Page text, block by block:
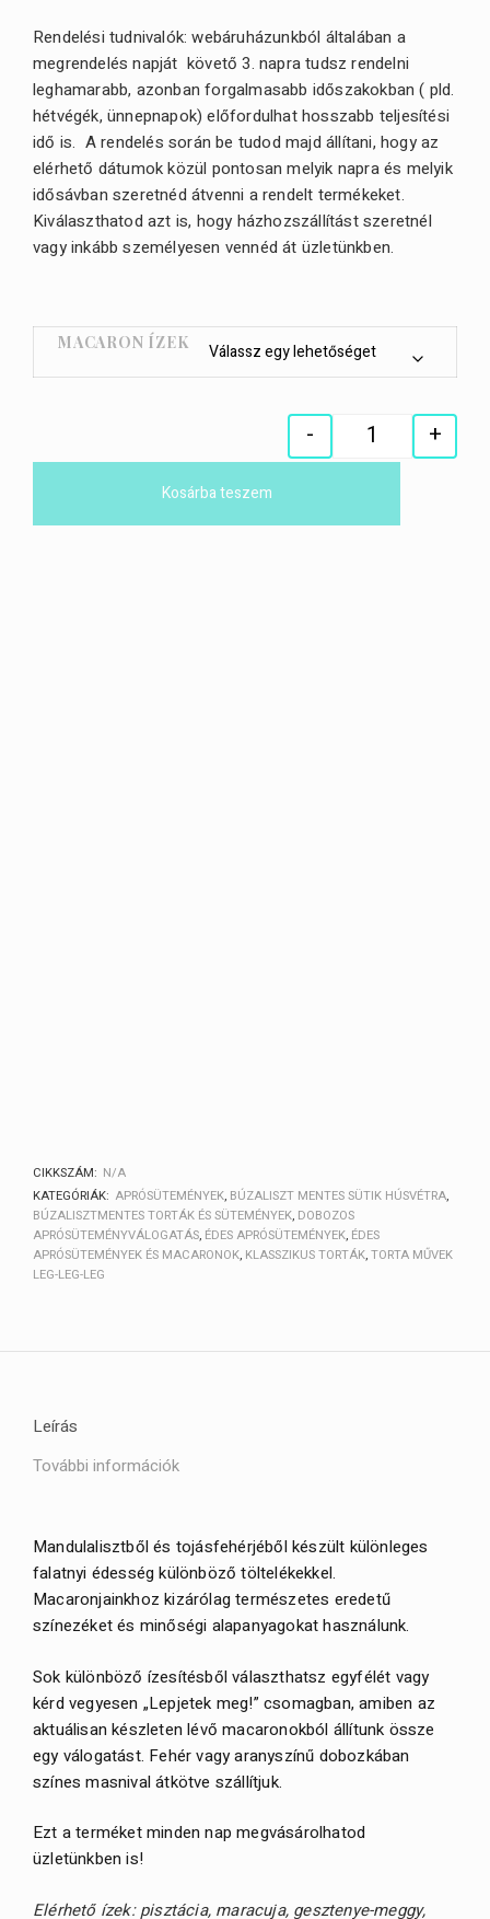
Rendelési tudnivalók: webáruházunkból általában a
megrendelés napját követő 3. napra tudsz rendelni
leghamarabb, azonban forgalmasabb időszakokban ( pld.
hétvégék, ünnepnapok) előfordulhat hosszabb teljesítési
idő is. A rendelés során be tudod majd állítani, hogy az
elérhető dátumok közül pontosan melyik napra és melyik
idősávban szeretnéd átvenni a rendelt termékeket.
Kiválaszthatod azt is, hogy házhozszállítást szeretnél
vagy inkább személyesen vennéd át üzletünkben.
MACARON ÍZEK
Quantity
- +
Kosárba teszem
CIKKSZÁM: N/A
KATEGÓRIÁK: APRÓSÜTEMÉNYEK, BÚZALISZT MENTES SÜTIK HÚSVÉTRA,
BÚZALISZTMENTES TORTÁK ÉS SÜTEMÉNYEK, DOBOZOS
APRÓSÜTEMÉNYVÁLOGATÁS, ÉDES APRÓSÜTEMÉNYEK, ÉDES
APRÓSÜTEMÉNYEK ÉS MACARONOK, KLASSZIKUS TORTÁK,TORTA MŰVEK
LEG-LEG-LEG
Leírás
További információk
Mandulalisztből és tojásfehérjéből készült különleges
falatnyi édesség különböző töltelékekkel.
Macaronjainkhoz kizárólag természetes eredetű
színezéket és minőségi alapanyagokat használunk.
Sok különböző ízesítésből választhatsz egyfélét vagy
kérd vegyesen „Lepjetek meg!” csomagban, amiben az
aktuálisan készleten lévő macaronokból állítunk össze
egy válogatást. Fehér vagy aranyszínű dobozkában
színes masnival átkötve szállítjuk.
Ezt a terméket minden nap megvásárolhatod
üzletünkben is!
Elérhető ízek: pisztácia, maracuja, gesztenye-meggy,